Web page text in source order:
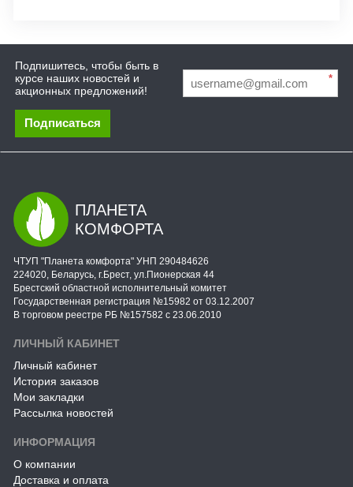
Подпишитесь, чтобы быть в
курсе наших новостей и
акционных предложений!
*
Подписаться
ПЛАНЕТА
КОМФОРТА
ЧТУП "Планета комфорта" УНП 290484626
224020, Беларусь, г.Брест, ул.Пионерская 44
Брестский областной исполнительный комитет
Государственная регистрация №15982 от 03.12.2007
В торговом реестре РБ №157582 с 23.06.2010
ЛИЧНЫЙ КАБИНЕТ
Личный кабинет
История заказов
Мои закладки
Рассылка новостей
ИНФОРМАЦИЯ
О компании
Доставка и оплата